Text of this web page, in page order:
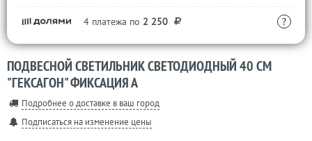
4 платежа по 2 250 ?
ПОДВЕСНОЙ СВЕТИЛЬНИК СВЕТОДИОДНЫЙ 40 СМ
"ГЕКСАГОН" ФИКСАЦИЯ А
Подробнее о доставке в ваш город
Подписаться на изменение цены